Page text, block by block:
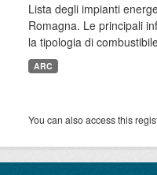
Lista degli impianti
Romagna. Le principali
la tipologia di
ARC
You can also access this